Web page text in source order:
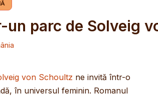
un parc de Solveig
von Schoultz ne invită într-o
în universul feminin. Romanul